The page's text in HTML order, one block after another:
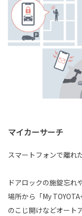
マイカーサーチ
スマートフォンで離れ
ドアロックの施錠忘れ
場所から「My
のこじ開けなどオート